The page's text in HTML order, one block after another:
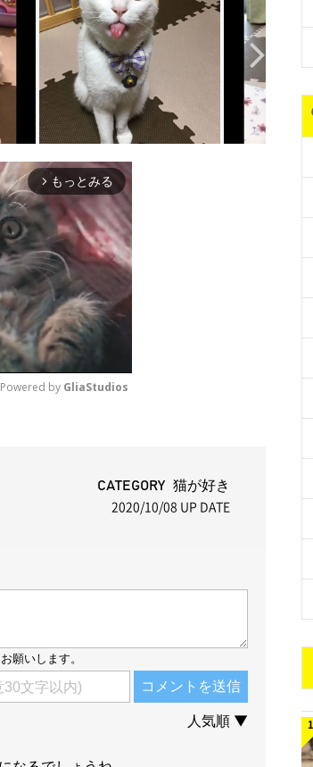
arrow_forward_ios もっとみる
Powered by GliaStudios
CATEGORY 猫が好き
2020/10/08 UP DATE